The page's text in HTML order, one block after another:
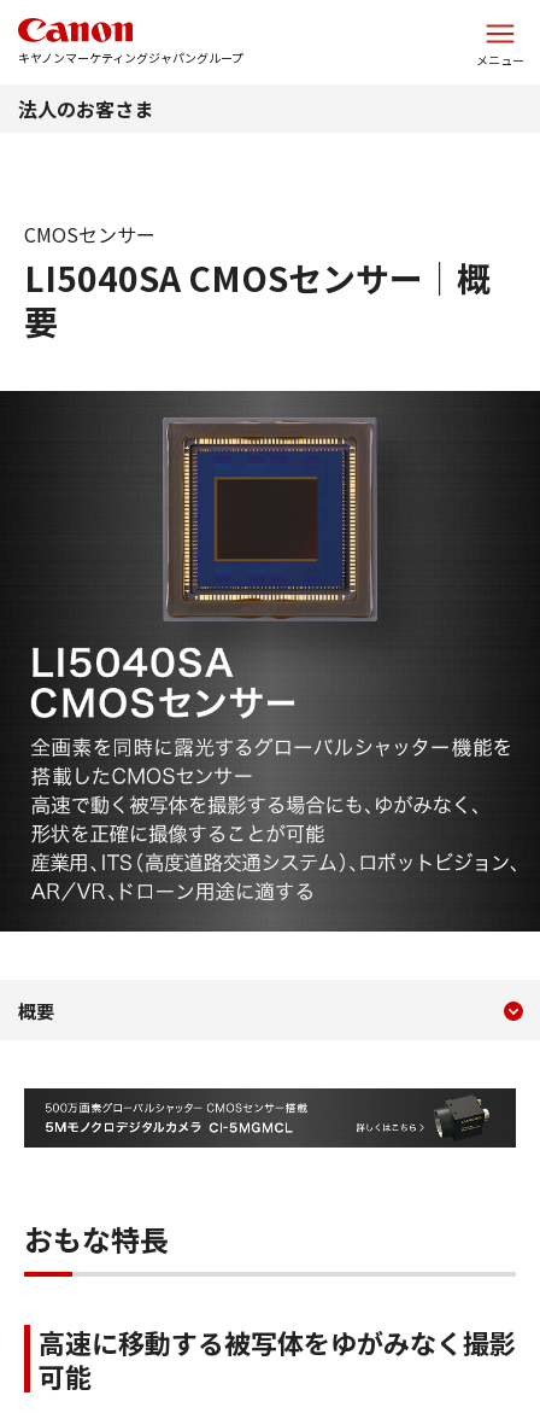
キヤノンマーケティングジャパングループ メニュー
法人のお客さま
LI5040SA CMOSセンサー｜概
要
CMOSセンサー
LI5040SA CMOSセンサー
概要
おもな特長
高速に移動する被写体をゆがみなく撮影
可能